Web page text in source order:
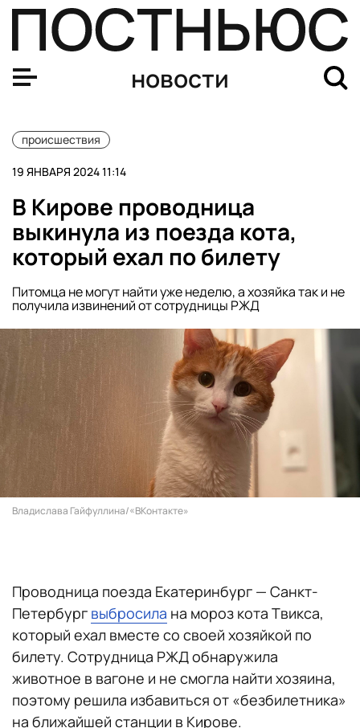
новости
происшествия
19 ЯНВАРЯ 2024 11:14
В Кирове проводница
выкинула из поезда кота,
который ехал по билету
Питомца не могут найти уже неделю, а хозяйка так и не
получила извинений от сотрудницы РЖД
Владислава Гайфуллина/«ВКонтакте»
Проводница поезда Екатеринбург — Санкт-
Петербург выбросила на мороз кота Твикса,
который ехал вместе со своей хозяйкой по
билету. Сотрудница РЖД обнаружила
животное в вагоне и не смогла найти хозяина,
поэтому решила избавиться от «безбилетника»
на ближайшей станции в Кирове.
Вертолет совершил вынужденную посадку на трассе в